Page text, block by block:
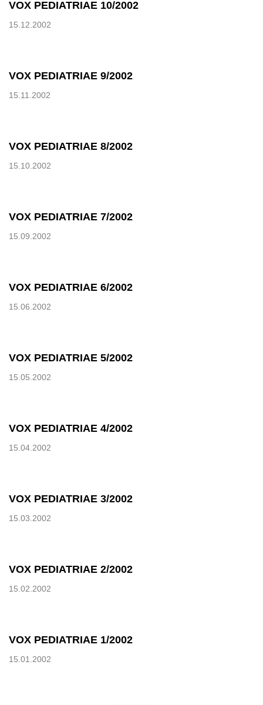
VOX PEDIATRIAE 10/2002
15.12.2002
VOX PEDIATRIAE 9/2002
15.11.2002
VOX PEDIATRIAE 8/2002
15.10.2002
VOX PEDIATRIAE 7/2002
15.09.2002
VOX PEDIATRIAE 6/2002
15.06.2002
VOX PEDIATRIAE 5/2002
15.05.2002
VOX PEDIATRIAE 4/2002
15.04.2002
VOX PEDIATRIAE 3/2002
15.03.2002
VOX PEDIATRIAE 2/2002
15.02.2002
VOX PEDIATRIAE 1/2002
15.01.2002